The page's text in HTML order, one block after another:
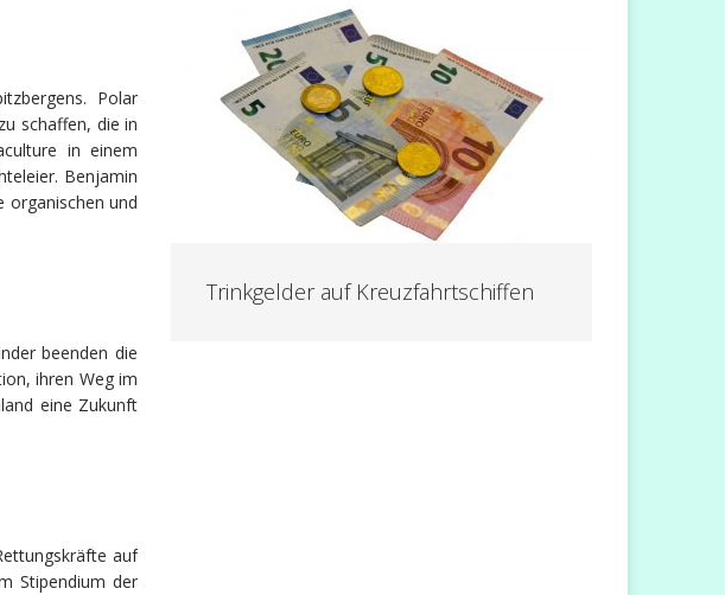
Polar
schaffen, die in
in einem
Benjamin
organischen und
beenden die
ihren Weg im
eine Zukunft
auf
Stipendium der
Trinkgelder auf Kreuzfahrtschiffen